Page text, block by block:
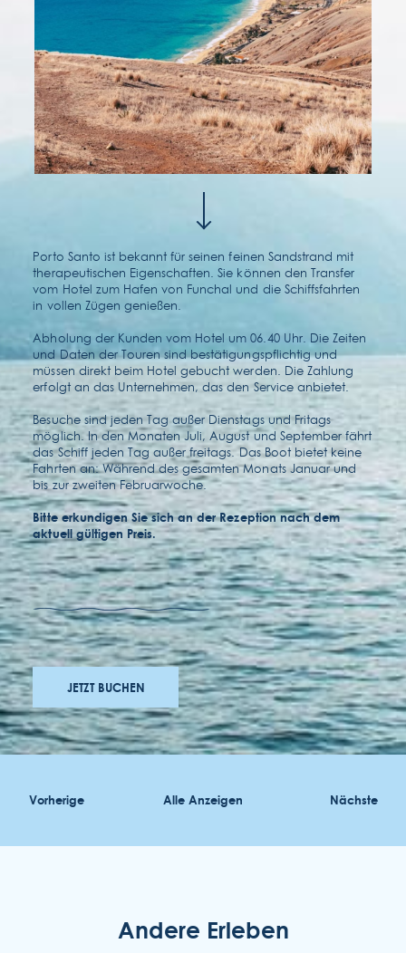
faqs
auszeichnungen
bewerbungen
zugänglichkeit
datenschutzrichtlinie
Porto Santo ist bekannt für seinen feinen Sandstrand mit
therapeutischen Eigenschaften. Sie können den Transfer
vom Hotel zum Hafen von Funchal und die Schiffsfahrten
in vollen Zügen genießen.
Abholung der Kunden vom Hotel um 06.40 Uhr. Die Zeiten
und Daten der Touren sind bestätigungspflichtig und
müssen direkt beim Hotel gebucht werden. Die Zahlung
erfolgt an das Unternehmen, das den Service anbietet.
Besuche sind jeden Tag außer Dienstags und Fritags
möglich. In den Monaten Juli, August und September fährt
das Schiff jeden Tag außer freitags. Das Boot bietet keine
Fahrten an: Während des gesamten Monats Januar und
bis zur zweiten Februarwoche.
Bitte erkundigen Sie sich an der Rezeption nach dem
aktuell gültigen Preis.
JETZT BUCHEN
Vorherige Alle Anzeigen Nächste
Andere Erleben